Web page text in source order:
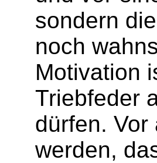
son­dern
noch
Motivation
Triebfe­der
dürfen.
wer­den,